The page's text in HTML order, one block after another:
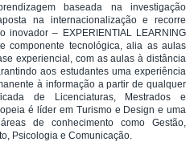
baseada na investigação
na internacionalização e recorre
– EXPERIENTIAL LEARNING
componente tecnológica, alia as aulas
experiencial, com as aulas à distância
aos estudantes uma experiência
à informação a partir de qualquer
de Licenciaturas, Mestrados e
é líder em Turismo e Design e uma
de conhecimento como Gestão,
Psicologia e Comunicação.